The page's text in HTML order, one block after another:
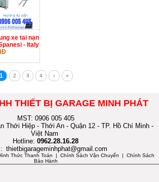
xe tai nạn
- Italy
1 2 3 4 › »
THIẾT BỊ GARAGE MINH PHÁT
MST: 0906 005 405
Thới Hiệp - Thới An - Quận 12 - TP. Hồ Chí Minh -
Việt Nam
Hotline: 0962.28.16.28
thietbigarageminhphat@gmail.com
Thức Thanh Toán | Chính Sách Vận Chuyển | Chính Sách
Bảo Hành